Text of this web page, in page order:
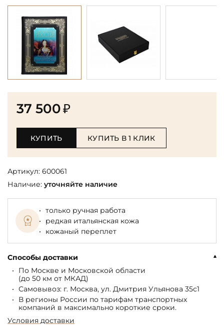
37 500₽
КУПИТЬ КУПИТЬ В 1 КЛИК
Артикул: 600061
Наличие: уточняйте наличие
только ручная работа
редкая итальянская кожа
кожаный переплет
Способы доставки
По Москве и Московской области
(до 50 км от МКАД)
Самовывоз: г. Москва, ул. Дмитрия Ульянова 35с1
В регионы России по тарифам транспортных
компаний в максимально короткие сроки.
Условия доставки